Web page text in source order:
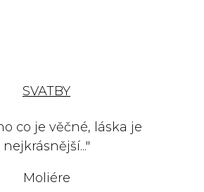
SVATBY
co je věčné, láska je
nejkrásnější..."
Moliére